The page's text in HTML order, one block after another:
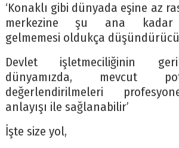
‘Konaklı gibi dünyada eşine az
merkezine şu ana kadar
gelmemesi oldukça
Devlet işletmeciliğinin
dünyamızda, mevcut
değerlendirilmeleri
anlayışı ile sağlanabilir’
İşte size yol,